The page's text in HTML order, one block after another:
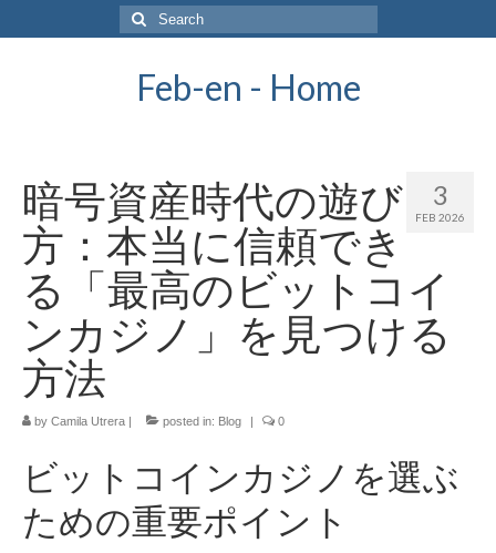
Search
for:
Feb-en - Home
3
FEB 2026
暗号資産時代の遊び
方：本当に信頼でき
る「最高のビットコイ
ンカジノ」を見つける
方法
by Camila Utrera | posted in: Blog | 0
ビットコインカジノを選ぶ
ための重要ポイント